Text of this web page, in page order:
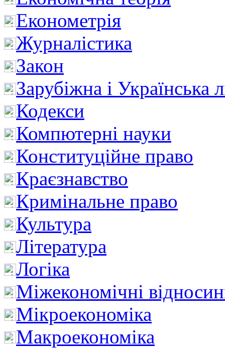
Економетрія
Журналістика
Закон
Зарубіжна і Українська
Кодекси
Компютерні науки
Конституційне право
Краєзнавство
Кримінальне право
Культура
Література
Логіка
Міжекономічні
Мікроекономіка
Макроекономіка